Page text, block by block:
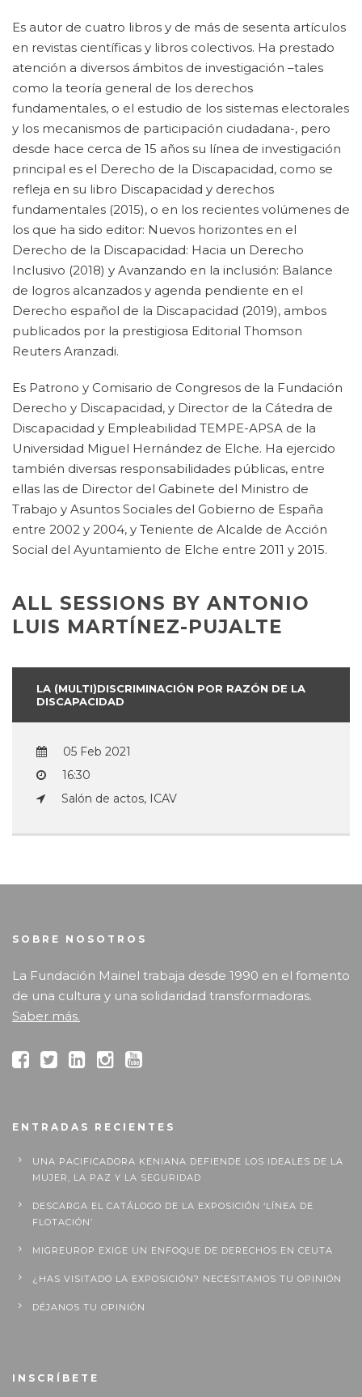
Es autor de cuatro libros y de más de sesenta artículos
en revistas científicas y libros colectivos. Ha prestado
atención a diversos ámbitos de investigación –tales
como la teoría general de los derechos
fundamentales, o el estudio de los sistemas electorales
y los mecanismos de participación ciudadana-, pero
desde hace cerca de 15 años su línea de investigación
principal es el Derecho de la Discapacidad, como se
refleja en su libro Discapacidad y derechos
fundamentales (2015), o en los recientes volúmenes de
los que ha sido editor: Nuevos horizontes en el
Derecho de la Discapacidad: Hacia un Derecho
Inclusivo (2018) y Avanzando en la inclusión: Balance
de logros alcanzados y agenda pendiente en el
Derecho español de la Discapacidad (2019), ambos
publicados por la prestigiosa Editorial Thomson
Reuters Aranzadi.
Es Patrono y Comisario de Congresos de la Fundación
Derecho y Discapacidad, y Director de la Cátedra de
Discapacidad y Empleabilidad TEMPE-APSA de la
Universidad Miguel Hernández de Elche. Ha ejercido
también diversas responsabilidades públicas, entre
ellas las de Director del Gabinete del Ministro de
Trabajo y Asuntos Sociales del Gobierno de España
entre 2002 y 2004, y Teniente de Alcalde de Acción
Social del Ayuntamiento de Elche entre 2011 y 2015.
ALL SESSIONS BY ANTONIO
LUIS MARTÍNEZ-PUJALTE
LA (MULTI)DISCRIMINACIÓN POR RAZÓN DE LA
DISCAPACIDAD
05 Feb 2021
16:30
Salón de actos, ICAV
SOBRE NOSOTROS
La Fundación Mainel trabaja desde 1990 en el fomento
de una cultura y una solidaridad transformadoras.
Saber más.
ENTRADAS RECIENTES
UNA PACIFICADORA KENIANA DEFIENDE LOS IDEALES DE LA
MUJER, LA PAZ Y LA SEGURIDAD
DESCARGA EL CATÁLOGO DE LA EXPOSICIÓN ‘LÍNEA DE
FLOTACIÓN’
MIGREUROP EXIGE UN ENFOQUE DE DERECHOS EN CEUTA
¿HAS VISITADO LA EXPOSICIÓN? NECESITAMOS TU OPINIÓN
DÉJANOS TU OPINIÓN
INSCRÍBETE